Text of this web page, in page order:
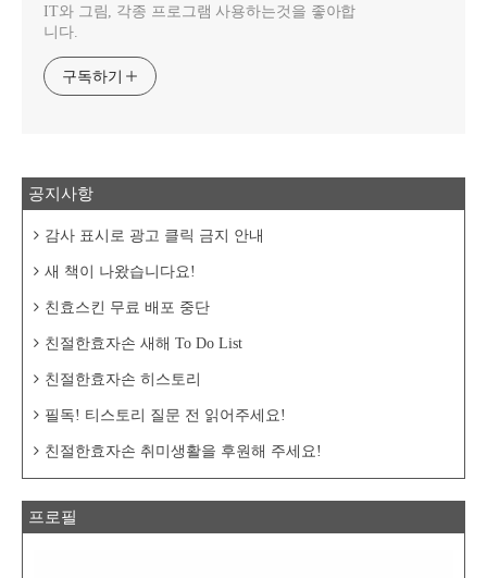
IT와 그림, 각종 프로그램 사용하는것을 좋아합
니다.
구독하기
공지사항
감사 표시로 광고 클릭 금지 안내
새 책이 나왔습니다요!
친효스킨 무료 배포 중단
친절한효자손 새해 To Do List
친절한효자손 히스토리
필독! 티스토리 질문 전 읽어주세요!
친절한효자손 취미생활을 후원해 주세요!
프로필